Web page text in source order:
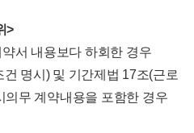
>
서 내용보다 하회한 경우
명시) 및 기간제법 17조(근로
의무 계약내용을 포함한 경우